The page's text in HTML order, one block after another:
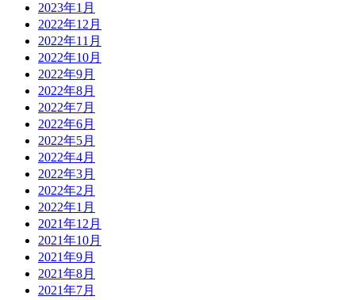
2023年1月
2022年12月
2022年11月
2022年10月
2022年9月
2022年8月
2022年7月
2022年6月
2022年5月
2022年4月
2022年3月
2022年2月
2022年1月
2021年12月
2021年10月
2021年9月
2021年8月
2021年7月